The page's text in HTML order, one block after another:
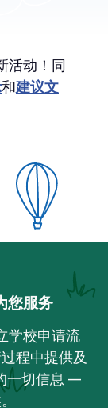
活动！同
和建议文
您服务
学校申请流
程中提供及
一切信息 —